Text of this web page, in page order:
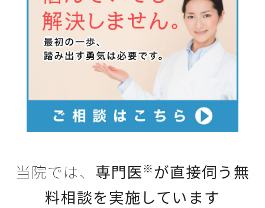
当院では、 専門医※が直接伺う無
料相談を実施しています